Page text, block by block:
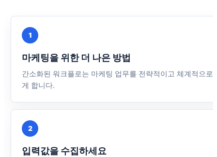
1
마케팅을 위한 더 나은 방법
간소화된 워크플로는 마케팅 업무를 전략적이고 체계적으로
게 합니다.
2
입력값을 수집하세요